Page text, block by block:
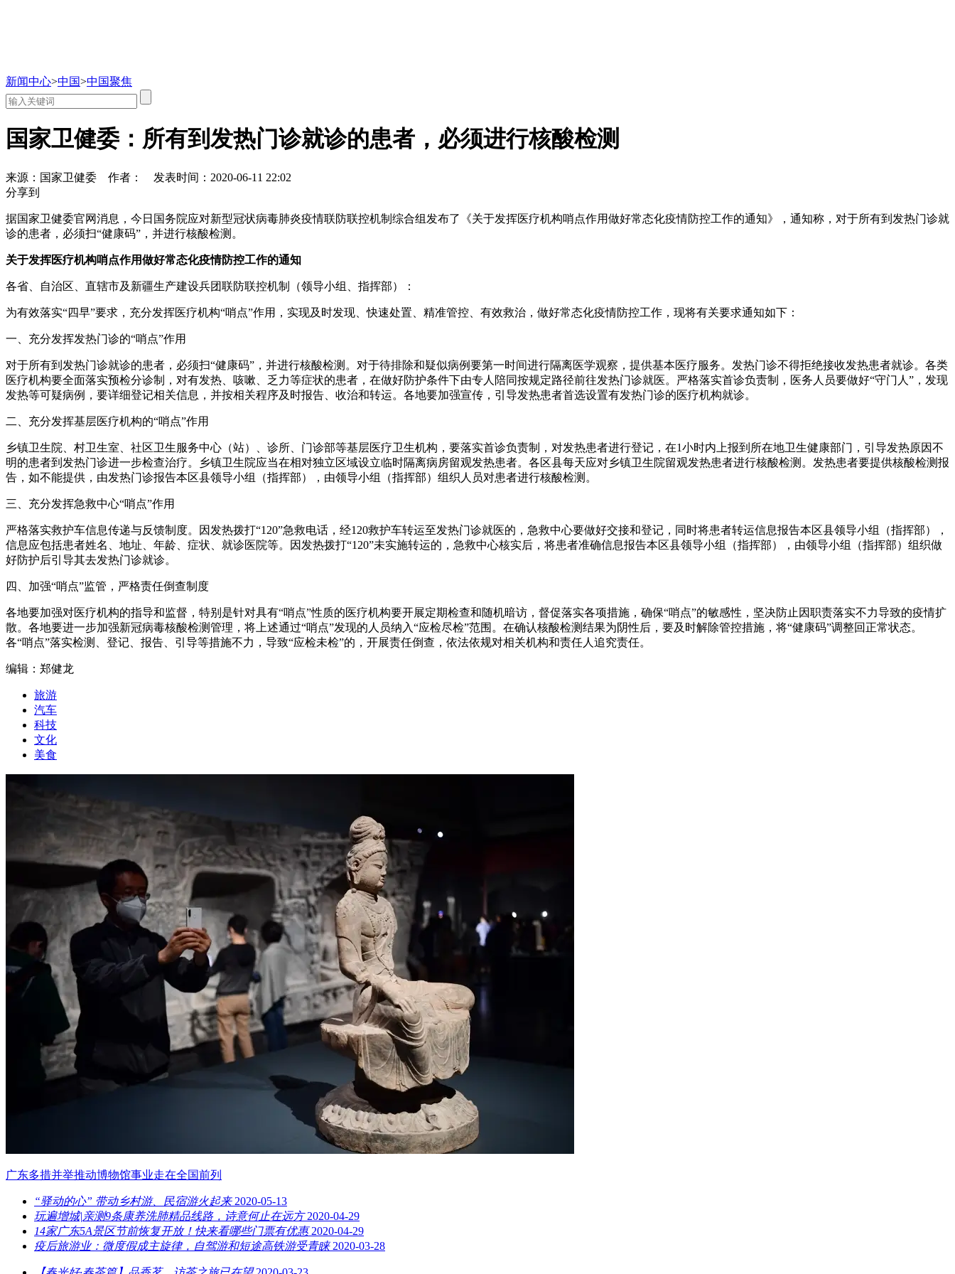
新闻中心>中国>中国聚焦
国家卫健委：所有到发热门诊就诊的患者，必须进行核酸检测
来源：国家卫健委 作者：
发表时间：2020-06-11 22:02
分享到
据国家卫健委官网消息，今日国务院应对新型冠状病毒肺炎疫情联防联控机制综合组发布了《关于发挥医疗机构哨点作用做好常态化疫情防控工作的通知》，通知称，对于所有到发热门诊就
诊的患者，必须扫“健康码”，并进行核酸检测。
关于发挥医疗机构哨点作用做好常态化疫情防控工作的通知
各省、自治区、直辖市及新疆生产建设兵团联防联控机制（领导小组、指挥部）：
为有效落实“四早”要求，充分发挥医疗机构“哨点”作用，实现及时发现、快速处置、精准管控、有效救治，做好常态化疫情防控工作，现将有关要求通知如下：
一、充分发挥发热门诊的“哨点”作用
对于所有到发热门诊就诊的患者，必须扫“健康码”，并进行核酸检测。对于待排除和疑似病例要第一时间进行隔离医学观察，提供基本医疗服务。发热门诊不得拒绝接收发热患者就诊。各类
医疗机构要全面落实预检分诊制，对有发热、咳嗽、乏力等症状的患者，在做好防护条件下由专人陪同按规定路径前往发热门诊就医。严格落实首诊负责制，医务人员要做好“守门人”，发现
发热等可疑病例，要详细登记相关信息，并按相关程序及时报告、收治和转运。各地要加强宣传，引导发热患者首选设置有发热门诊的医疗机构就诊。
二、充分发挥基层医疗机构的“哨点”作用
乡镇卫生院、村卫生室、社区卫生服务中心（站）、诊所、门诊部等基层医疗卫生机构，要落实首诊负责制，对发热患者进行登记，在1小时内上报到所在地卫生健康部门，引导发热原因不
明的患者到发热门诊进一步检查治疗。乡镇卫生院应当在相对独立区域设立临时隔离病房留观发热患者。各区县每天应对乡镇卫生院留观发热患者进行核酸检测。发热患者要提供核酸检测报
告，如不能提供，由发热门诊报告本区县领导小组（指挥部），由领导小组（指挥部）组织人员对患者进行核酸检测。
三、充分发挥急救中心“哨点”作用
严格落实救护车信息传递与反馈制度。因发热拨打“120”急救电话，经120救护车转运至发热门诊就医的，急救中心要做好交接和登记，同时将患者转运信息报告本区县领导小组（指挥部），
信息应包括患者姓名、地址、年龄、症状、就诊医院等。因发热拨打“120”未实施转运的，急救中心核实后，将患者准确信息报告本区县领导小组（指挥部），由领导小组（指挥部）组织做
好防护后引导其去发热门诊就诊。
四、加强“哨点”监管，严格责任倒查制度
各地要加强对医疗机构的指导和监督，特别是针对具有“哨点”性质的医疗机构要开展定期检查和随机暗访，督促落实各项措施，确保“哨点”的敏感性，坚决防止因职责落实不力导致的疫情扩
散。各地要进一步加强新冠病毒核酸检测管理，将上述通过“哨点”发现的人员纳入“应检尽检”范围。在确认核酸检测结果为阴性后，要及时解除管控措施，将“健康码”调整回正常状态。
各“哨点”落实检测、登记、报告、引导等措施不力，导致“应检未检”的，开展责任倒查，依法依规对相关机构和责任人追究责任。
编辑：郑健龙
旅游
汽车
科技
文化
美食
广东多措并举推动博物馆事业走在全国前列
“驿动的心” 带动乡村游、民宿游火起来 2020-05-13
玩遍增城|亲测9条康养洗肺精品线路，诗意何止在远方 2020-04-29
14家广东5A景区节前恢复开放！快来看哪些门票有优惠 2020-04-29
疫后旅游业：微度假成主旋律，自驾游和短途高铁游受青睐 2020-03-28